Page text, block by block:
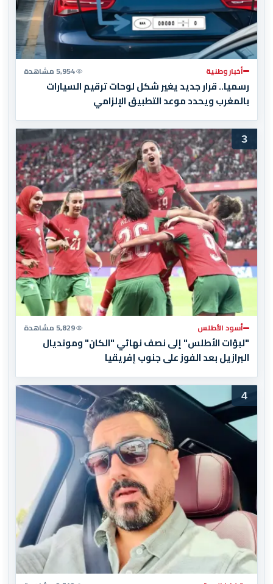
أخبار وطنية 5,954 مشاهدة
رسميا.. قرار جديد يغير شكل لوحات ترقيم السيارات
بالمغرب ويحدد موعد التطبيق الإلزامي
3
أسود الأطلس 5,829 مشاهدة
"لبؤات الأطلس" إلى نصف نهائي "الكان" ومونديال
البرازيل بعد الفوز على جنوب إفريقيا
4